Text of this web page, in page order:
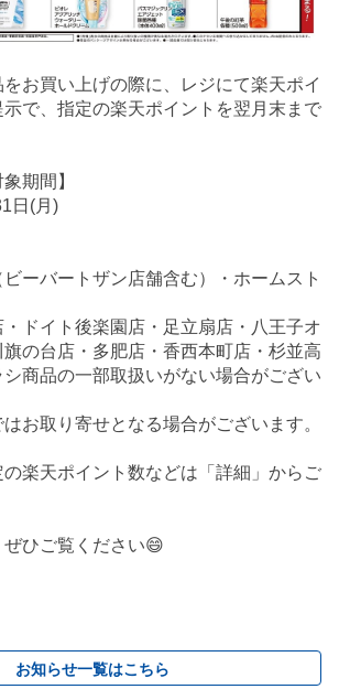
お買い上げの際に、レジにて楽天ポイ
で、指定の楽天ポイントを翌月末まで
期間】
日(月)
ーバートザン店舗含む）・ホームスト
ドイト後楽園店・足立扇店・八王子オ
の台店・多肥店・香西本町店・杉並高
商品の一部取扱いがない場合がござい
お取り寄せとなる場合がございます。
楽天ポイント数などは「詳細」からご
ひご覧ください😄
お知らせ一覧はこちら